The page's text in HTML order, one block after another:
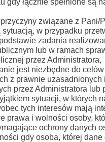
związane z Pani/
w przypadku
zadania
lub w ramach
przez Administratora,
jest niezbędne do celów
z prawnie uzasadnionych
przez Administratora lub
sytuacji, w których
tych interesów mają
prawa i wolności osoby,
ochrony danych
gdy osoba, której dane